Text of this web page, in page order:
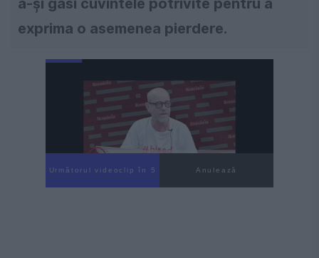
a-și găsi cuvintele potrivite pentru a
exprima o asemenea pierdere.
Următorul videoclip în 4 Anulează